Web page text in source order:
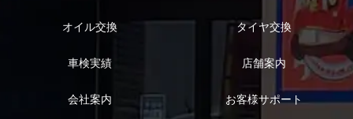
オイル交換 タイヤ交換
車検実績 店舗案内
会社案内 お客様サポート